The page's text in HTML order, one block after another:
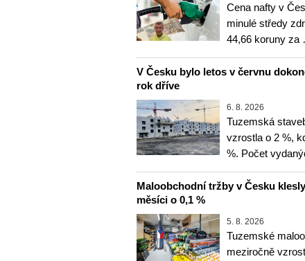
Cena nafty v
minulé středy
44,66 koruny za
V Česku bylo letos v červnu
rok dříve
6. 8. 2026
Tuzemská
vzrostla o 2 %,
%. Počet
Maloobchodní tržby v Česku
měsíci o 0,1 %
5. 8. 2026
Tuzemské
meziročně